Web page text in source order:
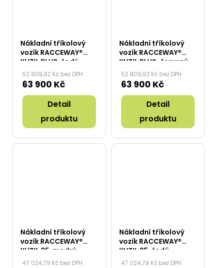
Nákladní tříkolový
vozík RACCEWAY®
KUTIL PLUS, šedý
52 809,92 Kč bez DPH
63 900 Kč
Detail
produktu
Nákladní tříkolový
vozík RACCEWAY®
KUTIL PLUS, červený
52 809,92 Kč bez DPH
63 900 Kč
Detail
produktu
Nákladní tříkolový
vozík RACCEWAY®
KUTIL 25, modrý
47 024,79 Kč bez DPH
Nákladní tříkolový
vozík RACCEWAY®
KUTIL 25, šedý
47 024,79 Kč bez DPH